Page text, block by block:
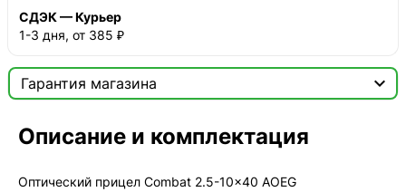
СДЭК — Курьер
1-3 дня, от 385 ₽
Гарантия магазина


Мы продаём только оригинальную продукцию с
Описание и комплектация
Оптический прицел Combat 2.5-10x40 AOEG